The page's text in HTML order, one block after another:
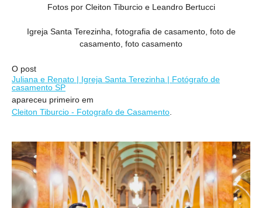
Fotos por Cleiton Tiburcio e Leandro Bertucci
Igreja Santa Terezinha, fotografia de casamento, foto de
casamento, foto casamento
O post
Juliana e Renato | Igreja Santa Terezinha | Fotógrafo de
casamento SP
apareceu primeiro em
Cleiton Tiburcio - Fotografo de Casamento